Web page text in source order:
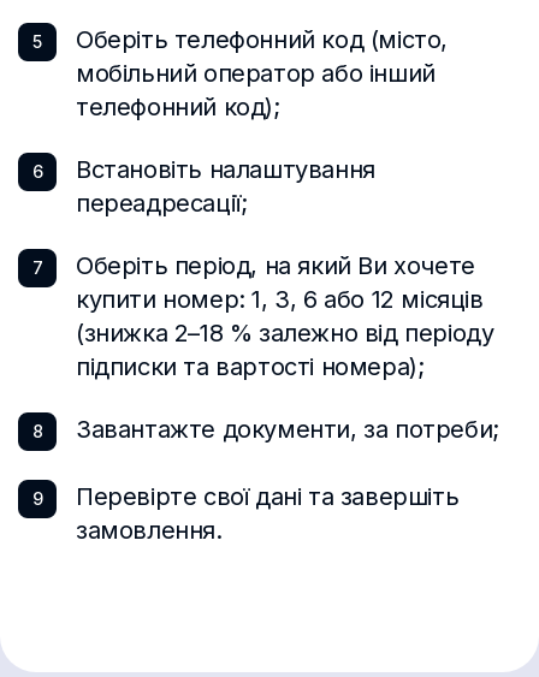
Хорватия
Чехия
Чили
Швейцария
Швеция
Шри-Ланка
Эквадор
Эль-Сальвадор
Южная Корея
5
Оберіть телефонний код (місто,
мобільний оператор або інший
телефонний код);
6
Встановіть налаштування
переадресації;
7
Оберіть період, на який Ви хочете
купити номер: 1, 3, 6 або 12 місяців
(знижка 2–18 % залежно від періоду
підписки та вартості номера);
8 Завантажте документи, за потреби;
9
Перевірте свої дані та завершіть
замовлення.